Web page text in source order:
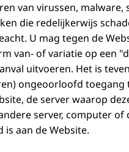
van virussen, malware,
die redelijkerwijs
U mag tegen de
van- of variatie op een
uitvoeren. Het is
ongeoorloofd toegang
de server waarop
server, computer of
is aan de Website.